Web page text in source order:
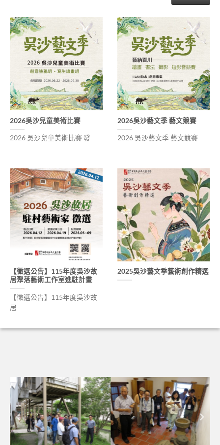
2026吳沙兒童美術比賽
2026 吳沙兒童美術比賽 發
2026吳沙藝文季 藝文競賽
2026 吳沙藝文季 藝文競賽
【徵選公告】115年度吳沙故
居聚落藝術工作室進駐計畫
【徵選公告】115年度吳沙故
居
2025吳沙藝文季藝術創作精選